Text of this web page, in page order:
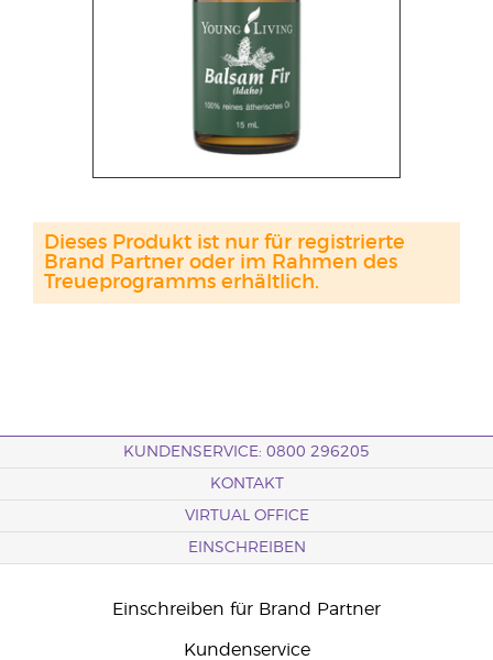
Dieses Produkt ist nur für registrierte
Brand Partner oder im Rahmen des
Treueprogramms erhältlich.
KUNDENSERVICE: 0800 296205
KONTAKT
VIRTUAL OFFICE
EINSCHREIBEN
Einschreiben für Brand Partner
Kundenservice